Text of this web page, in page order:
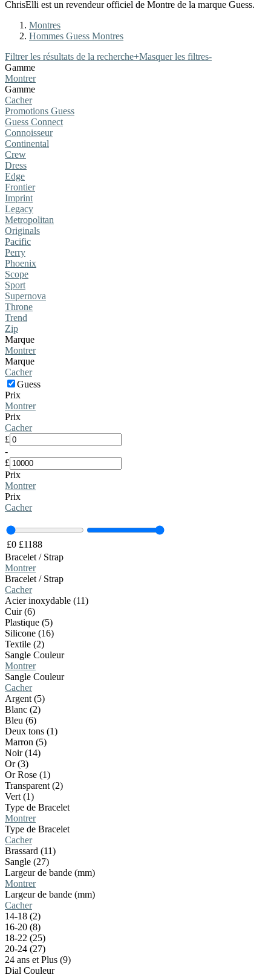
ChrisElli est un revendeur officiel de Montre de la marque Guess.
Montres
Hommes Guess Montres
Filtrer les résultats de la recherche+Masquer les filtres-
Gamme
Montrer
Gamme
Cacher
Promotions Guess
Guess Connect
Connoisseur
Continental
Crew
Dress
Edge
Frontier
Imprint
Legacy
Metropolitan
Originals
Pacific
Perry
Phoenix
Scope
Sport
Supernova
Throne
Trend
Zip
Marque
Montrer
Marque
Cacher
Guess
Prix
Montrer
Prix
Cacher
£
-
£
Prix
Montrer
Prix
Cacher
£0 £1188
Bracelet / Strap
Montrer
Bracelet / Strap
Cacher
Acier inoxydable (11)
Cuir (6)
Plastique (5)
Silicone (16)
Textile (2)
Sangle Couleur
Montrer
Sangle Couleur
Cacher
Argent (5)
Blanc (2)
Bleu (6)
Deux tons (1)
Marron (5)
Noir (14)
Or (3)
Or Rose (1)
Transparent (2)
Vert (1)
Type de Bracelet
Montrer
Type de Bracelet
Cacher
Brassard (11)
Sangle (27)
Largeur de bande (mm)
Montrer
Largeur de bande (mm)
Cacher
14-18 (2)
16-20 (8)
18-22 (25)
20-24 (27)
24 ans et Plus (9)
Dial Couleur